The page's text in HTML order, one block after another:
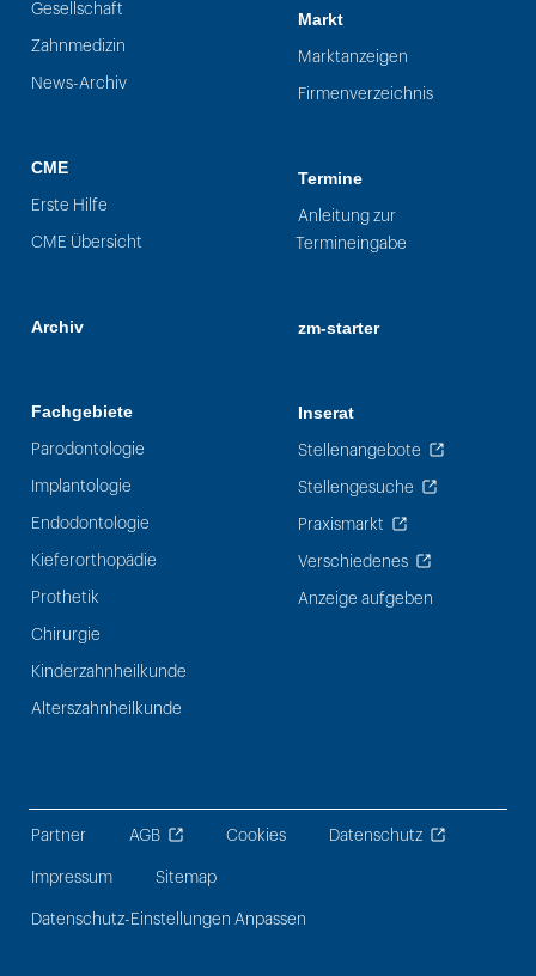
Gesellschaft
Zahnmedizin
News-Archiv
CME
Erste Hilfe
CME Übersicht
Archiv
Fachgebiete
Parodontologie
Implantologie
Endodontologie
Kieferorthopädie
Prothetik
Chirurgie
Kinderzahnheilkunde
Alterszahnheilkunde
Markt
Marktanzeigen
Firmenverzeichnis
Termine
Anleitung zur
Termineingabe
zm-starter
Inserat
Stellenangebote
Stellengesuche
Praxismarkt
Verschiedenes
Anzeige aufgeben
Partner AGB Cookies Datenschutz
Impressum Sitemap
Datenschutz-Einstellungen Anpassen